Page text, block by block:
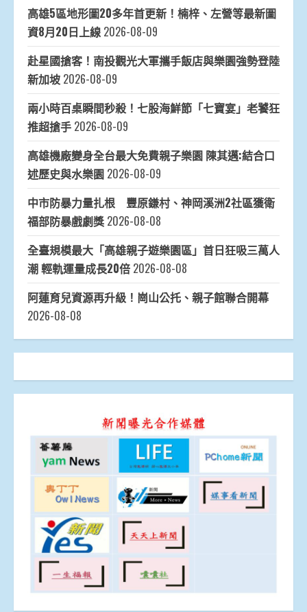
高雄5區地形圖20多年首更新！楠梓、左營等最新圖
資8月20日上線 2026-08-09
赴星國搶客！南投觀光大軍攜手飯店與樂園強勢登陸
新加坡 2026-08-09
兩小時百桌瞬間秒殺！七股海鮮節「七寶宴」老饕狂
推超搶手 2026-08-09
高雄機廠變身全台最大免費親子樂園 陳其邁:結合口
述歷史與水樂園 2026-08-09
中市防暴力量扎根 豐原鎌村、神岡溪洲2社區獲衛
福部防暴戲劇獎 2026-08-08
全臺規模最大「高雄親子遊樂園區」首日狂吸三萬人
潮 輕軌運量成長20倍 2026-08-08
阿蓮育兒資源再升級！崗山公托、親子館聯合開幕
2026-08-08